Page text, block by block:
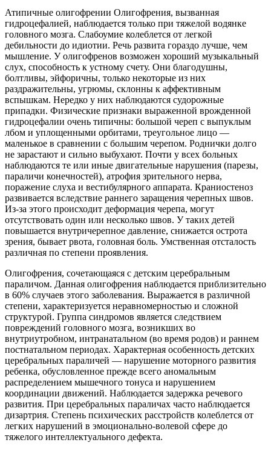
Атипичные олигофрении Олигофрения, вызванная
гидроцефалией, наблюдается только при тяжелой водянке
головного мозга. Слабоумие колеблется от легкой
дебильности до идиотии. Речь развита гораздо лучше, чем
мышление. У олигофренов возможен хороший музыкальный
слух, способность к устному счету. Они благодушны,
болтливы, эйфоричны, только некоторые из них
раздражительны, угрюмы, склонны к аффективным
вспышкам. Нередко у них наблюдаются судорожные
припадки. Физические признаки выраженной врожденной
гидроцефалии очень типичны: большой череп с выпуклым
лбом и уплощенными орбитами, треугольное лицо —
маленькое в сравнении с большим черепом. Роднички долго
не зарастают и сильно выбухают. Почти у всех больных
наблюдаются те или иные двигательные нарушения (парезы,
параличи конечностей), атрофия зрительного нерва,
поражение слуха и вестибулярного аппарата. Краниостеноз
развивается вследствие раннего заращения черепных швов.
Из-за этого происходит деформация черепа, могут
отсутствовать один или несколько швов. У таких детей
повышается внутричерепное давление, снижается острота
зрения, бывает рвота, головная боль. Умственная отсталость
различная по степени проявления.
Олигофрения, сочетающаяся с детским церебральным
параличом. Данная олигофрения наблюдается приблизительно
в 60% случаев этого заболевания. Выражается в различной
степени, характеризуется неравномерностью и сложной
структурой. Группа синдромов является следствием
повреждений головного мозга, возникших во
внутриутробном, интранатальном (во время родов) и раннем
постнатальном периодах. Характерная особенность детских
церебральных параличей — нарушение моторного развития
ребенка, обусловленное прежде всего аномальным
распределением мышечного тонуса и нарушением
координации движений. Наблюдается задержка речевого
развития. При церебральных параличах часто наблюдается
дизартрия. Степень психических расстройств колеблется от
легких нарушений в эмоционально-волевой сфере до
тяжелого интеллектуального дефекта.